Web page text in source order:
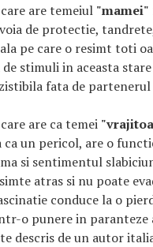
are temeiul "mamei"
de protectie,
pe care o resimt toti
stimuli in aceasta
fata de partenerul
are ca temei
un pericol, are o
si sentimentul
atras si nu poate
conduce la o
o punere in paranteze
descris de un autor